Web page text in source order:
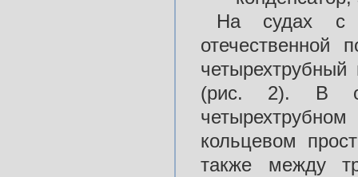
На судах с
отечественной
четырехтрубный
(рис. 2). В
кольцевом
также между